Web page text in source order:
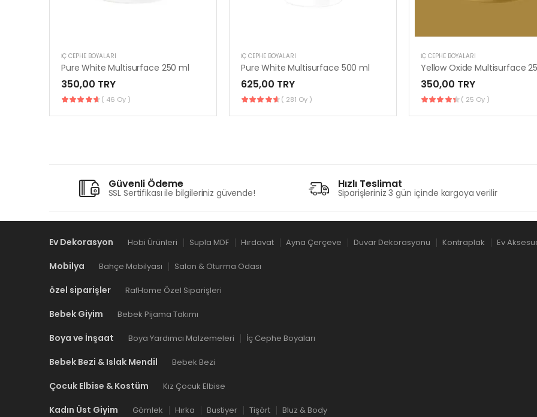
İÇ CEPHE BOYALARI
Pure White Multisurface 250 ml
350,00 TRY
( 46 Oy )
İÇ CEPHE BOYALARI
Pure White Multisurface 500 ml
625,00 TRY
( 281 Oy )
İÇ CEPHE BOYALARI
Yellow Oxide Multisurface
350,00 TRY
( 25 Oy )
Güvenli Ödeme
SSL Sertifikası ile bilgileriniz güvende!
Hızlı Teslimat
Siparişleriniz 3 gün içinde kargoya verilir
Ev Dekorasyon Hobi Ürünleri Supla MDF Hırdavat Ayna Çerçeve Duvar Dekorasyonu Kontraplak Ev
Mobilya Bahçe Mobilyası Salon & Oturma Odası
özel siparişler RafHome Özel Siparişleri
Bebek Giyim Bebek Pijama Takımı
Boya ve İnşaat Boya Yardımcı Malzemeleri İç Cephe Boyaları
Bebek Bezi & Islak Mendil Bebek Bezi
Çocuk Elbise & Kostüm Kız Çocuk Elbise
Kadın Üst Giyim Gömlek Hırka Bustiyer Tişört Bluz & Body